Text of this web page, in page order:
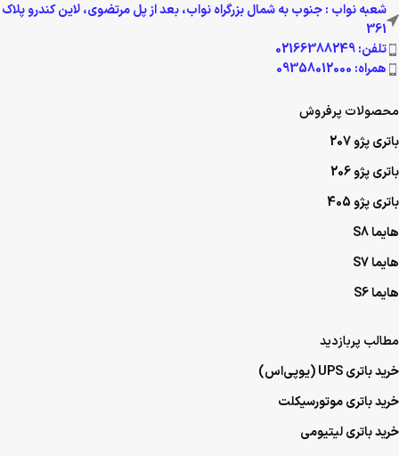
شعبه نواب : جنوب به شمال بزرگراه نواب، بعد از پل مرتضوی، لاین کندرو پلاک
361
تلفن: 02166388249
همراه: 09358012000
محصولات پرفروش
باتری پژو 207
باتری پژو 206
باتری پژو 405
هایما S8
هایما S7
هایما S6
مطالب پربازدید
خرید باتری UPS (یو‌پی‌اس)
خرید باتری موتورسیکلت
خرید باتری لیتیومی